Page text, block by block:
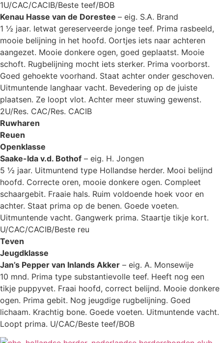
1U/CAC/CACIB/Beste teef/BOB
Kenau Hasse van de Dorestee – eig. S.A. Brand
1 ½ jaar. Ietwat gereserveerde jonge teef. Prima rasbeeld,
mooie belijning in het hoofd. Oortjes iets naar achteren
aangezet. Mooie donkere ogen, goed geplaatst. Mooie
schoft. Rugbelijning mocht iets sterker. Prima voorborst.
Goed gehoekte voorhand. Staat achter onder geschoven.
Uitmuntende langhaar vacht. Bevedering op de juiste
plaatsen. Ze loopt vlot. Achter meer stuwing gewenst.
2U/Res. CAC/Res. CACIB
Ruwharen
Reuen
Openklasse
Saake-Ida v.d. Bothof – eig. H. Jongen
5 ½ jaar. Uitmuntend type Hollandse herder. Mooi belijnd
hoofd. Correcte oren, mooie donkere ogen. Compleet
schaargebit. Fraaie hals. Ruim voldoende hoek voor en
achter. Staat prima op de benen. Goede voeten.
Uitmuntende vacht. Gangwerk prima. Staartje tikje kort.
U/CAC/CACIB/Beste reu
Teven
Jeugdklasse
Jan’s Pepper van Inlands Akker – eig. A. Monsewije
10 mnd. Prima type substantievolle teef. Heeft nog een
tikje puppyvet. Fraai hoofd, correct belijnd. Mooie donkere
ogen. Prima gebit. Nog jeugdige rugbelijning. Goed
lichaam. Krachtig bone. Goede voeten. Uitmuntende vacht.
Loopt prima. U/CAC/Beste teef/BOB